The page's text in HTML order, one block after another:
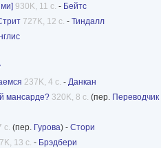
930K, 11 с. - Бейтс
727K, 12 с. - Тиндалл
237K, 4 с. - Данкан
мансарде? 320K, 8 с. (пер. Переводчик
с. (пер. Гурова) - Стори
13 с. - Брэдбери